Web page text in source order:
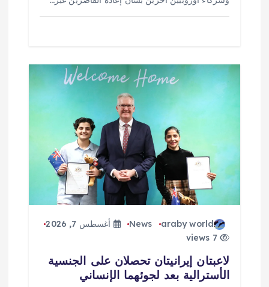
araby world
News
أغسطس 7, 2026
7 views
لاعبتان إيرانيتان تحصلان على الجنسية
الأسترالية بعد لجوئهما الإنساني